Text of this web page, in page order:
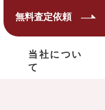
無料査定依頼
当社につい
て